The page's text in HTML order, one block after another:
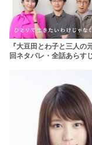
『大豆田とわ子と三人の
回ネタバレ・全話あらす